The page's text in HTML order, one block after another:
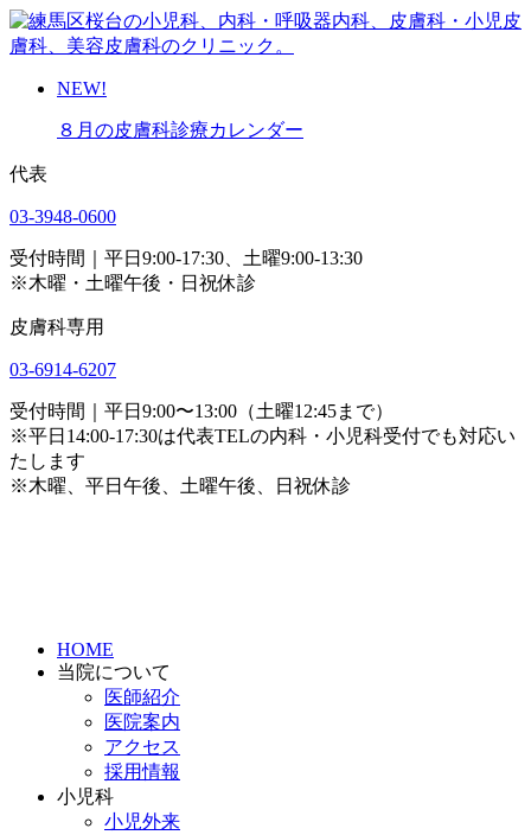
NEW!
８月の皮膚科診療カレンダー
代表
03-3948-0600
受付時間｜平日9:00-17:30、土曜9:00-13:30
※木曜・土曜午後・日祝休診
皮膚科専用
03-6914-6207
受付時間｜平日9:00〜13:00（土曜12:45まで）
※平日14:00-17:30は代表TELの内科・小児科受付でも対応い
たします
※木曜、平日午後、土曜午後、日祝休診
HOME
当院について
医師紹介
医院案内
アクセス
採用情報
小児科
小児外来